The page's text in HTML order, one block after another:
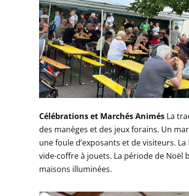
Célébrations et Marchés Animés La
des manèges et des jeux forains. Un
une foule d’exposants et de visiteurs.
vide-coffre à jouets. La période de Noël
maisons illuminées.